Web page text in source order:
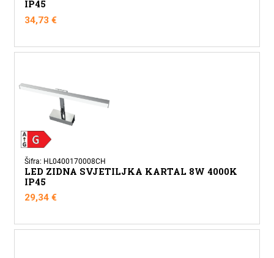
IP45
34,73€
Šifra: HL0400170008CH
LED ZIDNA SVJETILJKA KARTAL 8W 4000K
IP45
29,34€